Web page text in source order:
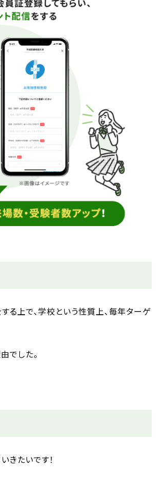
る上で、学校という性質上、毎年ターゲ
でした。
きたいです！